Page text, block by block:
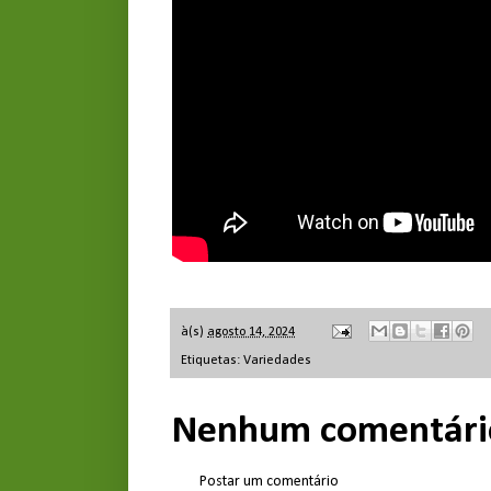
à(s) agosto 14, 2024
Etiquetas: Variedades
Nenhum
Postar um comentário